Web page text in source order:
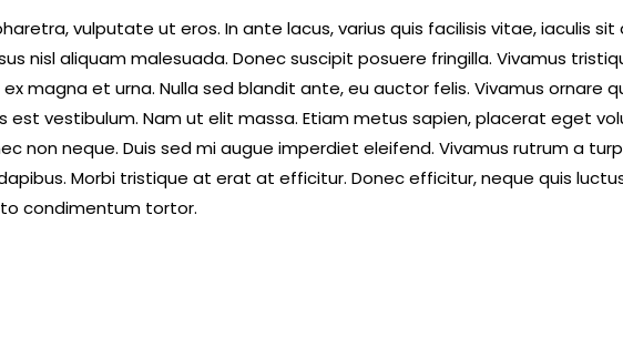
vulputate ut eros. In ante lacus, varius quis facilisis vitae, iaculis
nisl aliquam malesuada. Donec suscipit posuere fringilla. Vivamus
magna et urna. Nulla sed blandit ante, eu auctor felis. Vivamus ornare
est vestibulum. Nam ut elit massa. Etiam metus sapien, placerat eget
non neque. Duis sed mi augue imperdiet eleifend. Vivamus rutrum a
Morbi tristique at erat at efficitur. Donec efficitur, neque quis
condimentum tortor.